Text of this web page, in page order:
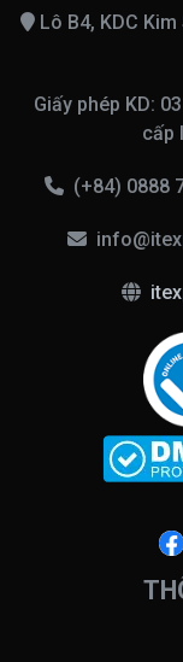
Lô B4, KDC
Giấy phép KD:
cấp
(+84) 0888